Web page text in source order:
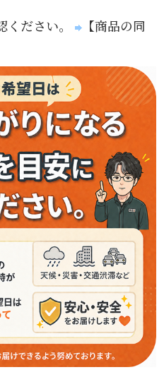
ください。
【商品の同